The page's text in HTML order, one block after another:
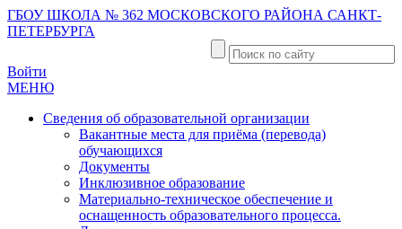
ГБОУ ШКОЛА № 362 МОСКОВСКОГО РАЙОНА САНКТ-
ПЕТЕРБУРГА
Войти
МЕНЮ
Сведения об образовательной организации
Вакантные места для приёма (перевода)
обучающихся
Документы
Инклюзивное образование
Материально-техническое обеспечение и
оснащенность образовательного процесса.